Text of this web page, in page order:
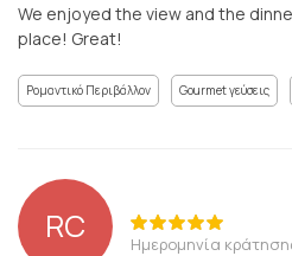
We enjoyed the view and the
place! Great!
Ρομαντικό Περιβάλλον Gourmet γεύσεις
RC Ημερομηνία